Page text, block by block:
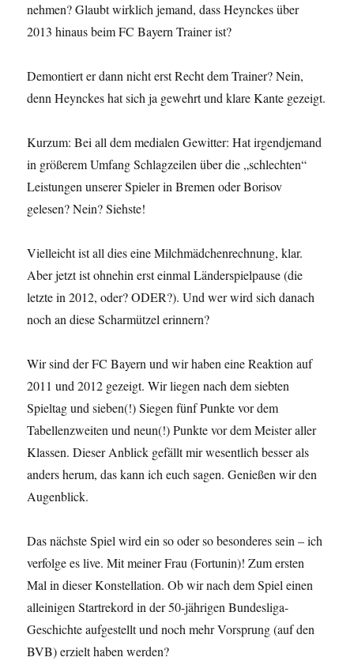
nehmen? Glaubt wirklich jemand, dass Heynckes über
2013 hinaus beim FC Bayern Trainer ist?
Demontiert er dann nicht erst Recht dem Trainer? Nein,
denn Heynckes hat sich ja gewehrt und klare Kante gezeigt.
Kurzum: Bei all dem medialen Gewitter: Hat irgendjemand
in größerem Umfang Schlagzeilen über die „schlechten“
Leistungen unserer Spieler in Bremen oder Borisov
gelesen? Nein? Siehste!
Vielleicht ist all dies eine Milchmädchenrechnung, klar.
Aber jetzt ist ohnehin erst einmal Länderspielpause (die
letzte in 2012, oder? ODER?). Und wer wird sich danach
noch an diese Scharmützel erinnern?
Wir sind der FC Bayern und wir haben eine Reaktion auf
2011 und 2012 gezeigt. Wir liegen nach dem siebten
Spieltag und sieben(!) Siegen fünf Punkte vor dem
Tabellenzweiten und neun(!) Punkte vor dem Meister aller
Klassen. Dieser Anblick gefällt mir wesentlich besser als
anders herum, das kann ich euch sagen. Genießen wir den
Augenblick.
Das nächste Spiel wird ein so oder so besonderes sein – ich
verfolge es live. Mit meiner Frau (Fortunin)! Zum ersten
Mal in dieser Konstellation. Ob wir nach dem Spiel einen
alleinigen Startrekord in der 50-jährigen Bundesliga-
Geschichte aufgestellt und noch mehr Vorsprung (auf den
BVB) erzielt haben werden?